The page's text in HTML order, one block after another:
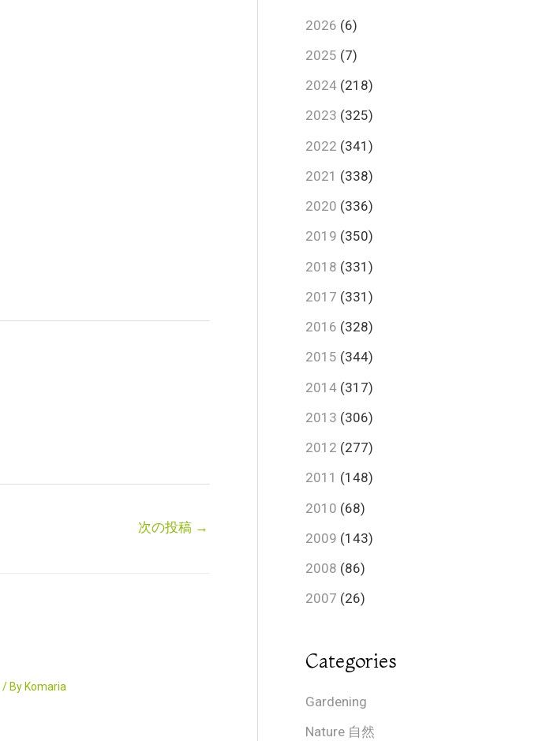
次の投稿 →
/ By Komaria
2026 (6)
2025 (7)
2024 (218)
2023 (325)
2022 (341)
2021 (338)
2020 (336)
2019 (350)
2018 (331)
2017 (331)
2016 (328)
2015 (344)
2014 (317)
2013 (306)
2012 (277)
2011 (148)
2010 (68)
2009 (143)
2008 (86)
2007 (26)
Categories
Gardening
Nature 自然